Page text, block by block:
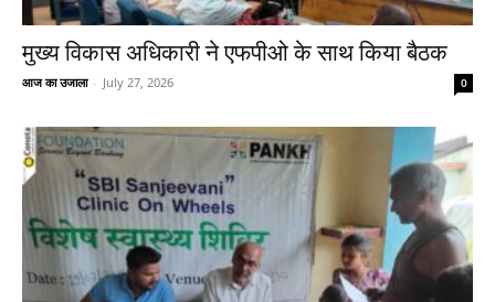
मुख्य विकास अधिकारी ने एफपीओ के साथ किया बैठक
आज का उजाला - July 27, 2026 0